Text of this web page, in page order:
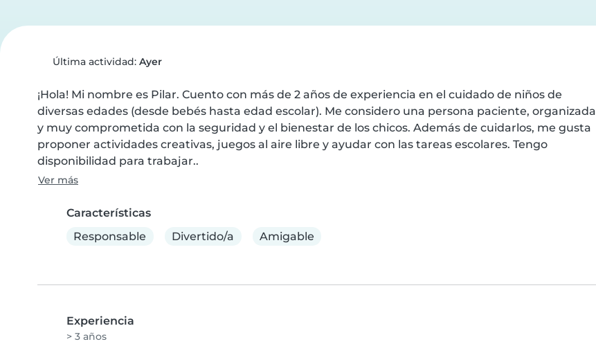
Última actividad: Ayer
¡Hola! Mi nombre es Pilar. Cuento con más de 2 años de experiencia en el cuidado de niños de
diversas edades (desde bebés hasta edad escolar). Me considero una persona paciente, organizada
y muy comprometida con la seguridad y el bienestar de los chicos. Además de cuidarlos, me gusta
proponer actividades creativas, juegos al aire libre y ayudar con las tareas escolares. Tengo
disponibilidad para trabajar..
Ver más
Características
Responsable
Divertido/a Amigable
Experiencia
> 3 años